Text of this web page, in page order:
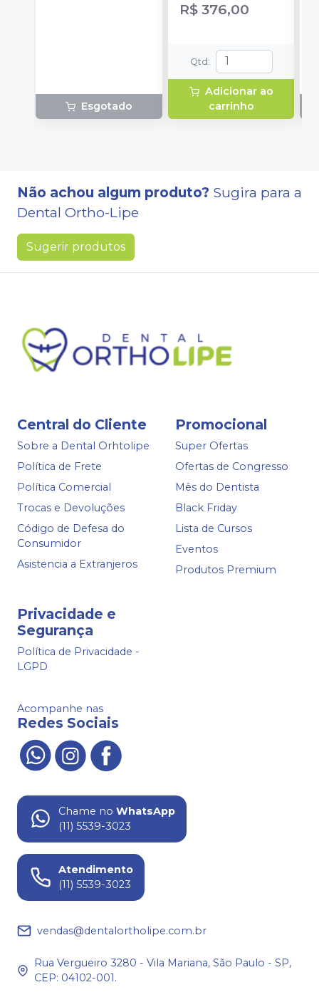
Esgotado
R$ 376,00
Qtd :
Adicionar ao
carrinho
Não achou algum produto? Sugira para a
Dental Ortho-Lipe
Sugerir produtos
Central do Cliente
Sobre a Dental Orhtolipe
Política de Frete
Política Comercial
Trocas e Devoluções
Código de Defesa do
Consumidor
Asistencia a Extranjeros
Promocional
Super Ofertas
Ofertas de Congresso
Mês do Dentista
Black Friday
Lista de Cursos
Eventos
Produtos Premium
Privacidade e
Segurança
Política de Privacidade -
LGPD
Acompanhe nas
Redes Sociais
Chame no WhatsApp
(11) 5539-3023
Atendimento
(11) 5539-3023
vendas@dentalortholipe.com.br
Rua Vergueiro 3280 - Vila Mariana, São Paulo - SP,
CEP: 04102-001.